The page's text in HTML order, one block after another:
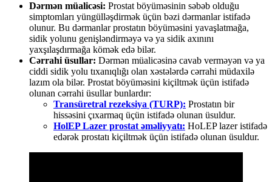
Dərmən müalicəsi: Prostat böyüməsinin səbəb olduğu
simptomları yüngülləşdirmək üçün bəzi dərmanlar istifadə
olunur. Bu dərmanlar prostatın böyüməsini yavaşlatmağa,
sidik yolunu genişləndirməyə və ya sidik axınını
yaxşılaşdırmağa kömək edə bilər.
Cərrahi üsullar: Dərmən müalicəsinə cavab verməyən və ya
ciddi sidik yolu tıxanıqlığı olan xəstələrdə cərrahi müdaxilə
lazım ola bilər. Prostat böyüməsini kiçiltmək üçün istifadə
olunan cərrahi üsullar bunlardır:
Transüretral rezeksiya (TURP): Prostatın bir
hissəsini çıxarmaq üçün istifadə olunan üsuldur.
HolEP Lazer prostat əməliyyatı: HoLEP lazer istifadə
edərək prostatı kiçiltmək üçün istifadə olunan üsuldur.